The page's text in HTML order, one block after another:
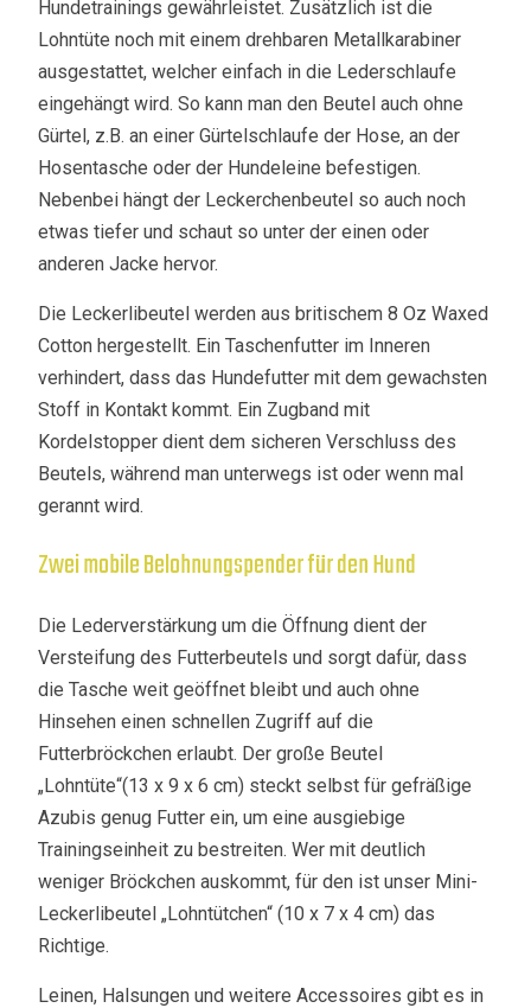
Hundetrainings gewährleistet. Zusätzlich ist die
Lohntüte noch mit einem drehbaren Metallkarabiner
ausgestattet, welcher einfach in die Lederschlaufe
eingehängt wird. So kann man den Beutel auch ohne
Gürtel, z.B. an einer Gürtelschlaufe der Hose, an der
Hosentasche oder der Hundeleine befestigen.
Nebenbei hängt der Leckerchenbeutel so auch noch
etwas tiefer und schaut so unter der einen oder
anderen Jacke hervor.
Die Leckerlibeutel werden aus britischem 8 Oz Waxed
Cotton hergestellt. Ein Taschenfutter im Inneren
verhindert, dass das Hundefutter mit dem gewachsten
Stoff in Kontakt kommt. Ein Zugband mit
Kordelstopper dient dem sicheren Verschluss des
Beutels, während man unterwegs ist oder wenn mal
gerannt wird.
Zwei mobile Belohnungspender für den Hund
Die Lederverstärkung um die Öffnung dient der
Versteifung des Futterbeutels und sorgt dafür, dass
die Tasche weit geöffnet bleibt und auch ohne
Hinsehen einen schnellen Zugriff auf die
Futterbröckchen erlaubt. Der große Beutel
„Lohntüte“(13 x 9 x 6 cm) steckt selbst für gefräßige
Azubis genug Futter ein, um eine ausgiebige
Trainingseinheit zu bestreiten. Wer mit deutlich
weniger Bröckchen auskommt, für den ist unser Mini-
Leckerlibeutel „Lohntütchen“ (10 x 7 x 4 cm) das
Richtige.
Leinen, Halsungen und weitere Accessoires gibt es in